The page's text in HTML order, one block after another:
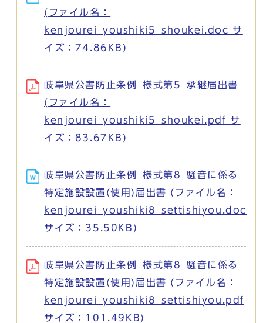
(ファイル名：
kenjourei_youshiki5_shoukei.doc サ
イズ：74.86KB)
岐阜県公害防止条例_様式第5_承継届出書
(ファイル名：
kenjourei_youshiki5_shoukei.pdf サ
イズ：83.67KB)
岐阜県公害防止条例_様式第8_騒音に係る
特定施設設置(使用)届出書 (ファイル名：
kenjourei_youshiki8_settishiyou.doc
サイズ：35.50KB)
岐阜県公害防止条例_様式第8_騒音に係る
特定施設設置(使用)届出書 (ファイル名：
kenjourei_youshiki8_settishiyou.pdf
サイズ：101.49KB)